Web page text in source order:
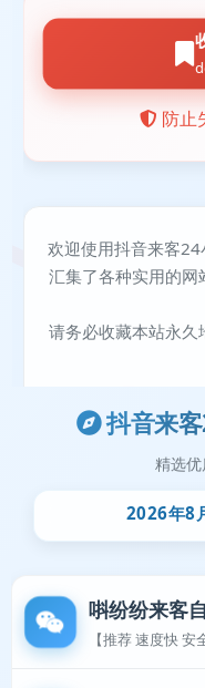
抖音来
精选
2026年8
唞纷纷来客
【推荐 速度快 安